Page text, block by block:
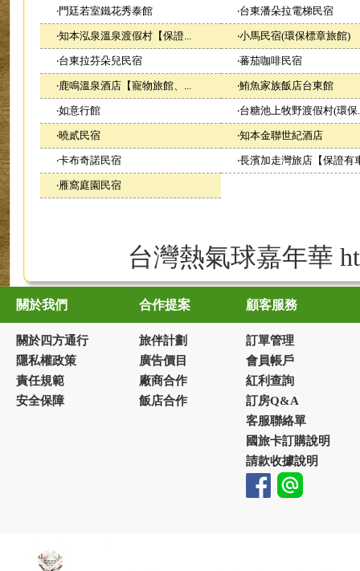
‧門廷若室鐵花秀泰館 ‧台東潘朵拉電梯民宿
‧知本泓泉溫泉渡假村【保證... ‧小馬民宿(環保標章旅館)
‧台東拉芬朵兒民宿 ‧蕃茄咖啡民宿
‧鹿鳴溫泉酒店【寵物旅館、... ‧鮪魚家族飯店台東館
‧如意行館 ‧台糖池上牧野渡假村(環保
‧曉貳民宿 ‧知本金聯世紀酒店
‧卡布奇諾民宿 ‧長濱加走灣旅店【保證有
‧雁窩庭園民宿
台灣熱氣球嘉年華
關於我們 合作提案 顧客服務
關於四方通行
隱私權政策
責任規範
安全保障
旅伴計劃
廣告價目
廠商合作
飯店合作
訂單管理
會員帳戶
紅利查詢
訂房Q&A
客服聯絡單
國旅卡訂購說明
請款收據說明